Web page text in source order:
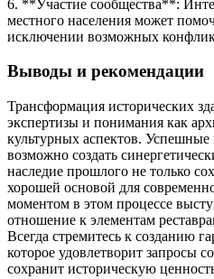
6. **Участие сообщества**:
местного населения может
исключении возможных
Выводы и рекомендации
Трансформация исторических
экспертизы и понимания как
культурных аспектов.
возможно создать
наследие прошлого не только
хорошей основой для
моментом в этом процессе
отношение к элементам
Всегда стремитесь к созданию
которое удовлетворит запросы
сохранит историческую